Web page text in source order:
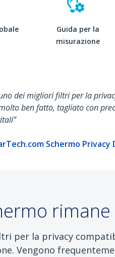
Guida per la
misurazione
dei migliori filtri per la
ben fatto, tagliato con
Schermo
per la privacy
Vengono